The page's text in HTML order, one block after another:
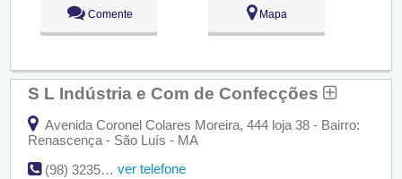
Comente Mapa
S L Indústria e Com de Confecções
Avenida Coronel Colares Moreira, 444 loja 38 - Bairro:
Renascença - São Luís - MA
(98) 3235-3136
ver telefone